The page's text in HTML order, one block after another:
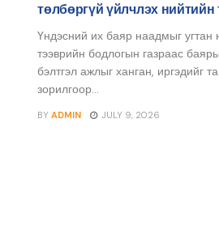
төлбөргүй үйлчлэх нийтийн
Үндэсний их баяр наадмыг угтан
тээврийн бодлогын газраас
бэлтгэл ажлыг ханган, иргэдийг
зорилгоор...
BY ADMIN JULY 9, 2026